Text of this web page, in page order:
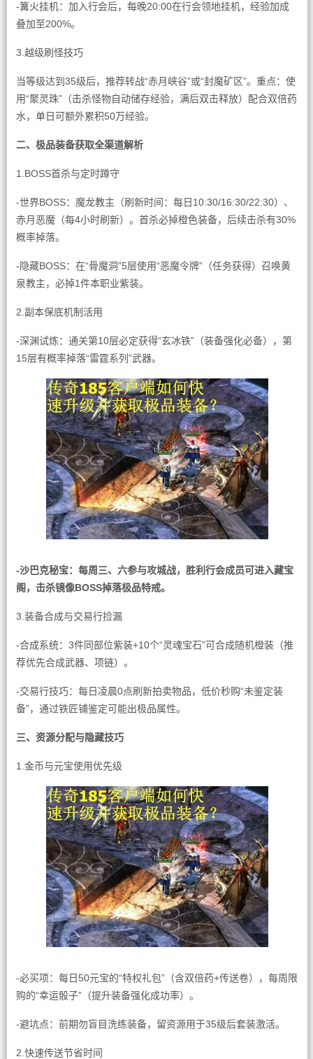
-篝火挂机：加入行会后，每晚20:00在行会领地挂机，经验加成
叠加至200%。
3.越级刷怪技巧
当等级达到35级后，推荐转战“赤月峡谷”或“封魔矿区”。重点：使
用“聚灵珠”（击杀怪物自动储存经验，满后双击释放）配合双倍药
水，单日可额外累积50万经验。
二、极品装备获取全渠道解析
1.BOSS首杀与定时蹲守
-世界BOSS：魔龙教主（刷新时间：每日10:30/16:30/22:30）、
赤月恶魔（每4小时刷新）。首杀必掉橙色装备，后续击杀有30%
概率掉落。
-隐藏BOSS：在“骨魔洞”5层使用“恶魔令牌”（任务获得）召唤黄
泉教主，必掉1件本职业紫装。
2.副本保底机制活用
-深渊试炼：通关第10层必定获得“玄冰铁”（装备强化必备），第
15层有概率掉落“雷霆系列”武器。
-沙巴克秘宝：每周三、六参与攻城战，胜利行会成员可进入藏宝
阁，击杀镜像BOSS掉落极品特戒。
3.装备合成与交易行捡漏
-合成系统：3件同部位紫装+10个“灵魂宝石”可合成随机橙装（推
荐优先合成武器、项链）。
-交易行技巧：每日凌晨0点刷新拍卖物品，低价秒购“未鉴定装
备”，通过铁匠铺鉴定可能出极品属性。
三、资源分配与隐藏技巧
1.金币与元宝使用优先级
-必买项：每日50元宝的“特权礼包”（含双倍药+传送卷），每周限
购的“幸运骰子”（提升装备强化成功率）。
-避坑点：前期勿盲目洗练装备，留资源用于35级后套装激活。
2.快速传送节省时间